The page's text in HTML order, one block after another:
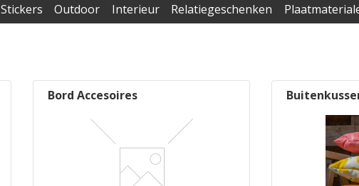
Stickers Outdoor Interieur Relatiegeschenken
Bord Accesoires